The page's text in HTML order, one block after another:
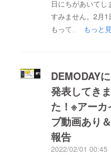
へインストールし
用するアプリ）で
く、Webアプリ（
アプリ）です。上
ンクをタップいただ
き、ホーム画面に
していただけると
いです。レモンサ
好きの方、ご興味
る方に気軽に使っ
日にちがあいてし
すみません。2月1
もって、人生初の
ご支援いただいた
様、お気に入りを
いただいた方々、
ジをご覧になった
シェアしていただ
方々、手厚いサポ
をしていただいた
もっと
DEMODAY
発表してき
た！※アーカ
ブ動画あり
報告
2022/02/01 00:45